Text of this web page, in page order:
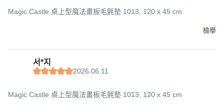
Magic Castle 桌上型魔法畫板毛氈墊 1013, 120 x 45 cm
檢舉
서*지
2026.06.11
Magic Castle 桌上型魔法畫板毛氈墊 1013, 120 x 45 cm